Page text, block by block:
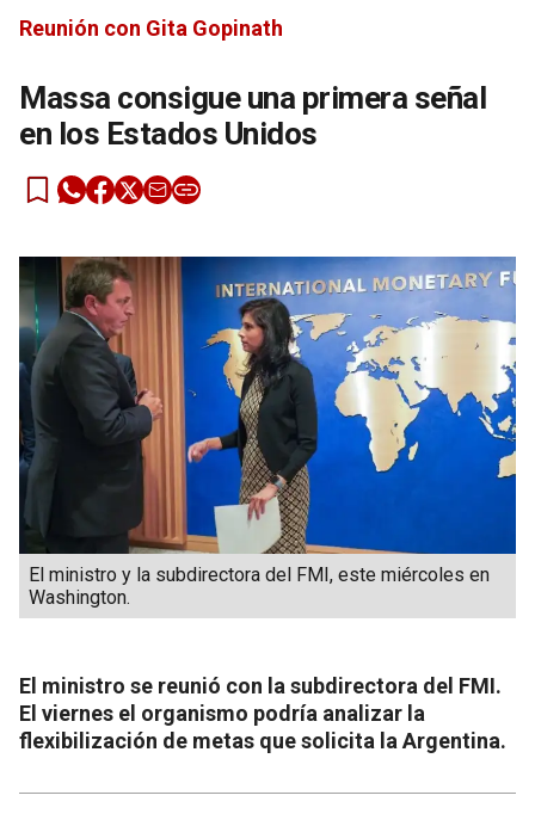
Reunión con Gita Gopinath
Massa consigue una primera señal
en los Estados Unidos
El ministro y la subdirectora del FMI, este miércoles en
Washington.
El ministro se reunió con la subdirectora del FMI.
El viernes el organismo podría analizar la
flexibilización de metas que solicita la Argentina.